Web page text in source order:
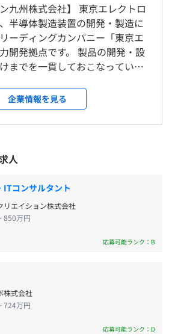
池郡大津町高尾野272-4
線／瀬田駅
での転勤の可能性があります。
、担当業務によっては、出張・駐
の他の国内および海外勤務となる可
志市福原1-1）
レワークを行う場所を含む）
する事項
煙対策：あり
屋外喫煙場所あり）
額を保証するものではありません）
〉
／9:15～18:00
～15:00
〉
・日）
・リフレッシュ休暇 他）
九州株式会社】 東京エレクトロ
半導体製造装置の開発・製造に
ーディングカンパニー「東京エ
開発拠点です。 製品の開発・設
までを一貫しておこなっていま
力の強化を進めています。九州で
付加価値（利益）を誇ります。
製造装置の塗布・現像装置（コ
などの開発・製造をおこなって
する塗布・現像装置は世界トッ
本から世界へ高付加価値の製品
。 2025年夏以降、コータ/デベロ
たな開発棟が稼働予定です。
グループ（TEL）】 PCやスマー
データセンターなどあらゆるデ
ミックに発展を続けています。
を想像し、戦略的な投資をおこな
まだない半導体製造技術を⽣み
置の技術⾰新を牽引しています。
界18の国と地域、95拠点にて事
企業情報を見る
人
ITコンサルタント
リエイション株式会社
850万円
応募可能ランク：B
株式会社
724万円
応募可能ランク：D